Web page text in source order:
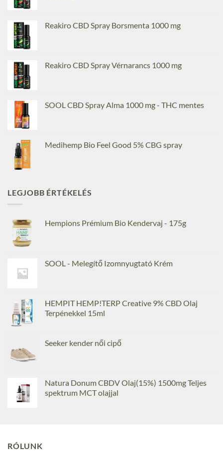
Reakiro CBD Spray Borsmenta 1000 mg
Reakiro CBD Spray Vérnarancs 1000 mg
SOOL CBD Spray Alma 1000 mg - THC mentes
Medihemp Bio Feel Good 5% CBG spray
LEGJOBB ÉRTÉKELÉS
Hempions Prémium Bio Kendervaj - 175g
SOOL - Melegítő Izomnyugtató Krém
HEMPIT HEMP!TERP Creative 9% CBD Olaj
Terpénekkel 15ml
Seeker kender női cipő
Natura Donum CBDV Olaj(15%) 1500mg Teljes
spektrum MCT olajjal
RÓLUNK